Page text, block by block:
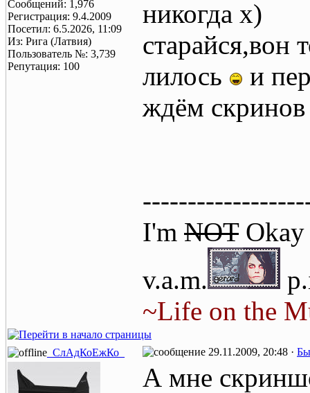
Сообщений: 1,976
Регистрация: 9.4.2009
Посетил: 6.5.2026, 11:09
Из: Рига (Латвия)
Пользователь №: 3,739
Репутация: 100
никогда х)
старайся,вон
лилось
и
ждём скринов
I'm NOT
v.a.m.
~Life on the
_СлАдКоЕжКо_ 29.11.2009, 20:48 ·
А мне